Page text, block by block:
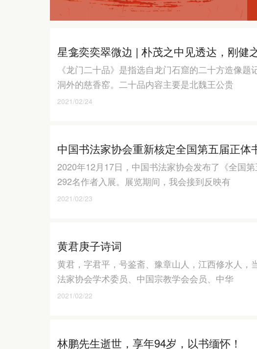
星龛奕奕翠微边 | 朴茂之中见透达，刚健
《龙门二十品》是指选自龙门石窟的二十方造像
洞外的慈香窑。二十品内容主要是北魏王公贵
2021/02/24
中国书法家协会重新核定全国第五届正体
2020年12月17日，中国书法家协会发布了《全国
292名作者入展。展览期间，我会接到反映有
2021/02/23
黄君庚子诗词
黄君，字君平，号鉴斋、豫章山人，江西修水人
法家协会学术委员、中国宗教学会会员、中华
2021/02/22
林鹏先生逝世，享年94岁，以书缅怀！